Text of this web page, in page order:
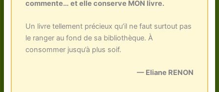
commente… et elle conserve MON livre.
Un livre tellement précieux qu’il ne faut surtout pas
le ranger au fond de sa bibliothèque. À
consommer jusqu’à plus soif.
— Eliane RENON